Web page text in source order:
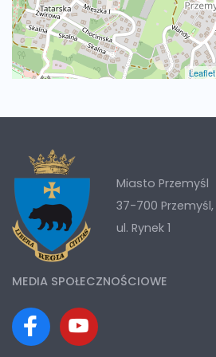
Leaflet
Miasto Przemyśl
37-700 Przemyśl,
ul. Rynek 1
MEDIA SPOŁECZNOŚCIOWE